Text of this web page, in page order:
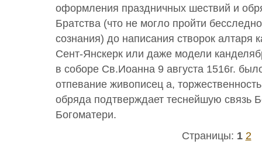
оформления праздничных шествий и
Братства (что не могло пройти
сознания) до написания створок алтаря
Сент-Янскерк или даже модели
в соборе Св.Иоанна 9 августа 1516г.
отпевание живописец а,
обряда подтверждает теснейшую связь
Богоматери.
Страницы: 1 2